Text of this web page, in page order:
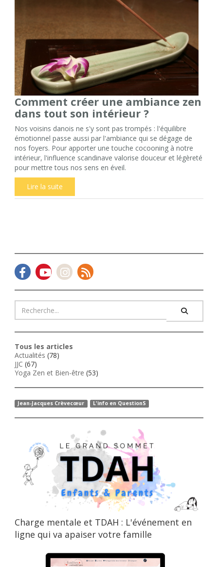
Comment créer une ambiance zen
dans tout son intérieur ?
Nos voisins danois ne s'y sont pas trompés : l'équilibre
émotionnel passe aussi par l'ambiance qui se dégage de
nos foyers. Pour apporter une touche cocooning à notre
intérieur, l'influence scandinave valorise douceur et légèreté
pour mettre tous nos sens en éveil.
Lire la suite
Tous les articles
Actualités (78)
JJC (67)
Yoga Zen et Bien-être (53)
Jean-Jacques Crèvecœur L'info en QuestionS
Charge mentale et TDAH : L'événement en
ligne qui va apaiser votre famille